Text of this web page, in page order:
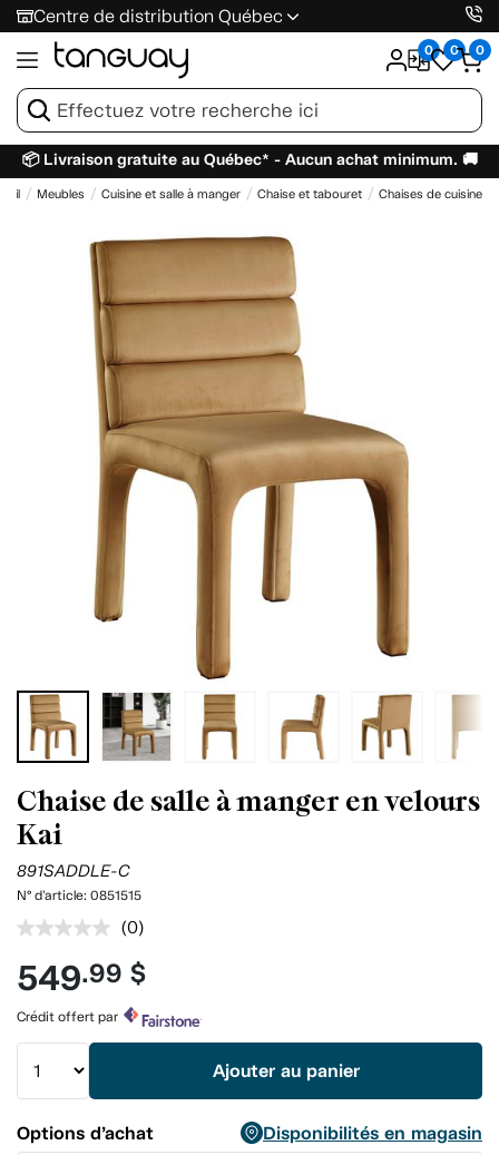
Centre de distribution Québec
0 0 0
📦 Livraison gratuite au Québec* - Aucun achat minimum. 🚚
Meubles Cuisine et salle à manger Chaise et tabouret Chaises de cuisine
Chaise de salle à manger en velours
Kai
891SADDLE-C
N° d'article: 0851515
Aucune
pour
ce
produit.
Lien
vers
page.
(0)
549.99 $
Crédit offert par
Ajouter au panier
Options d’achat
Disponibilités en magasin